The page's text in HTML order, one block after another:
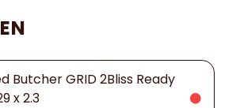
Butcher GRID 2Bliss Ready
x 2.3